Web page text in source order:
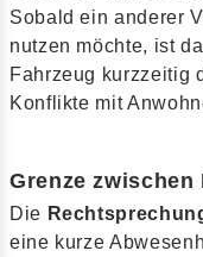
Sobald ein anderer
nutzen möchte, ist
Fahrzeug kurzzeitig
Konflikte mit
Grenze zwischen
Die
eine kurze